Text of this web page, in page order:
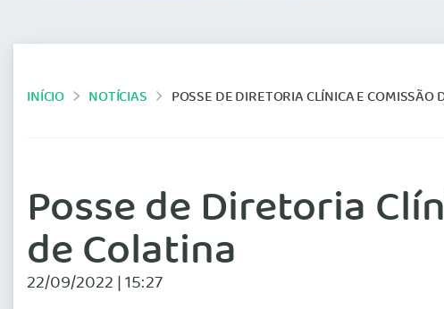
INÍCIO NOTÍCIAS POSSE DE DIRETORIA CLÍNICA E
Posse de Diretoria
de Colatina
22/09/2022 | 15:27